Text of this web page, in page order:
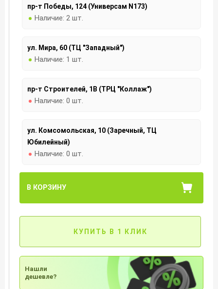
пр-т Победы, 124 (Универсам N173)
Наличие: 2 шт.
ул. Мира, 60 (ТЦ "Западный")
Наличие: 1 шт.
пр-т Строителей, 1В (ТРЦ "Коллаж")
Наличие: 0 шт.
ул. Комсомольская, 10 (Заречный, ТЦ
Юбилейный)
Наличие: 0 шт.
В КОРЗИНУ
КУПИТЬ В 1 КЛИК
Нашли
дешевле?